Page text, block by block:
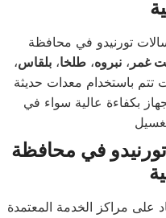
تورنيدو في محافظة
غمر ، نبروه، طلخا، بلقاس،
تتم باستخدام معدات حديثة
بكفاءة عالية سواء في
في محافظة
على مراكز الخدمة المعتمدة